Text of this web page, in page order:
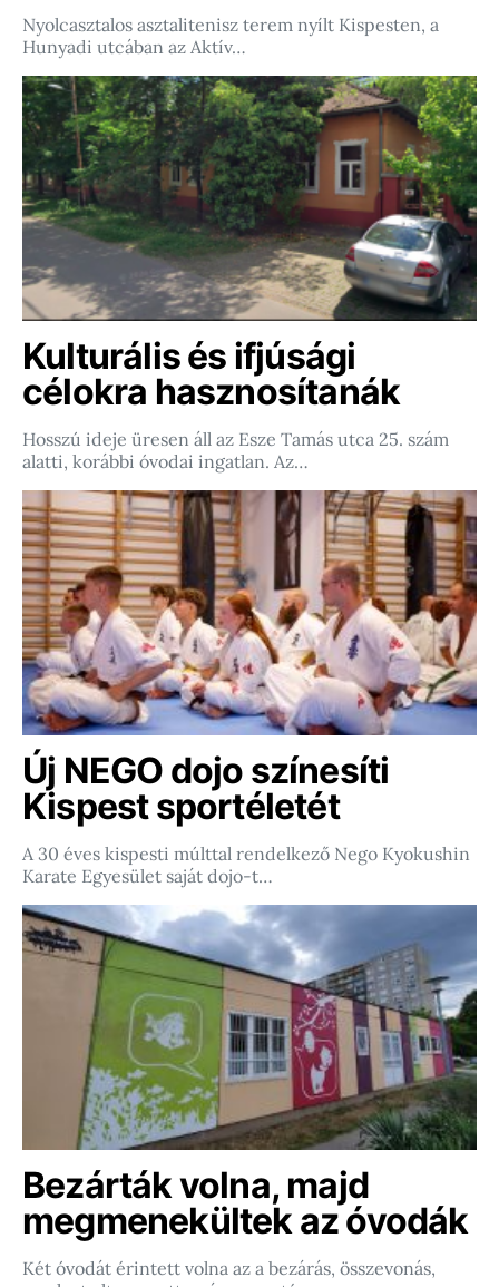
Nyolcasztalos asztalitenisz terem nyílt Kispesten, a
Hunyadi utcában az Aktív…
Kulturális és ifjúsági
célokra hasznosítanák
Hosszú ideje üresen áll az Esze Tamás utca 25. szám
alatti, korábbi óvodai ingatlan. Az…
Új NEGO dojo színesíti
Kispest sportéletét
A 30 éves kispesti múlttal rendelkező Nego Kyokushin
Karate Egyesület saját dojo-t…
Bezárták volna, majd
megmenekültek az óvodák
Két óvodát érintett volna az a bezárás, összevonás,